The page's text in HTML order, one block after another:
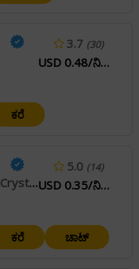
3.7 (30)
USD 0.48/ನಿಮಿಷ
ಕರೆ
Tarot Reading, Reiki, Crystal Healing
5.0 (14)
USD 0.35/ನಿಮಿಷ
ಕರೆ ಚಾಟ್